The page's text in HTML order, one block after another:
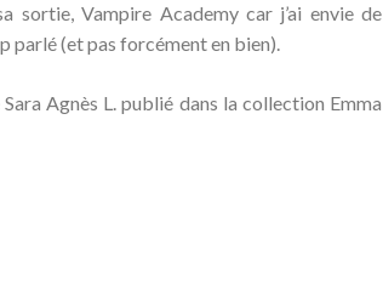
sortie, Vampire Academy car j’ai envie de
parlé (et pas forcément en bien).
Agnès L. publié dans la collection Emma